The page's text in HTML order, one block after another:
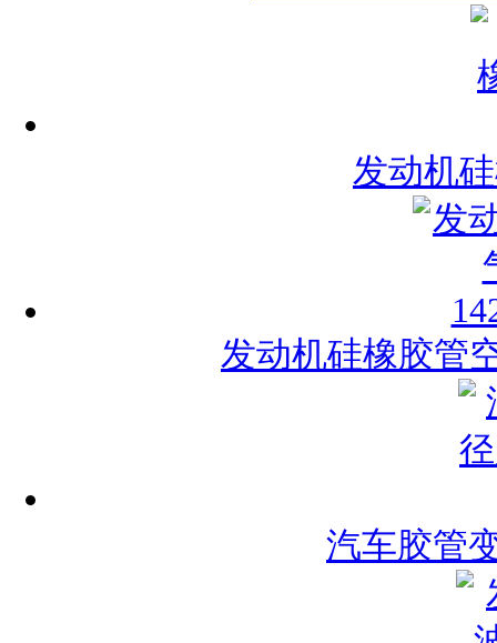
发动机
发动机硅橡胶管
汽车胶管